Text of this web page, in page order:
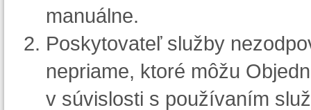
manuálne.
Poskytovateľ služby
nepriame, ktoré môžu
v súvislosti s používaním